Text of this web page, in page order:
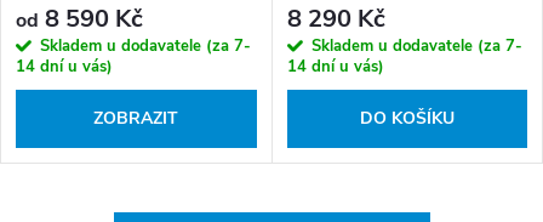
od 8 590 Kč
Skladem u dodavatele (za 7-
14 dní u vás)
ZOBRAZIT
8 290 Kč
Skladem u dodavatele (za 7-
14 dní u vás)
DO KOŠÍKU